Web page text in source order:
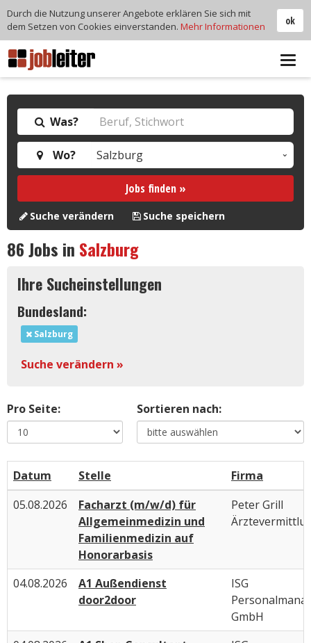
Was?
Wo?
Jobs finden »
Suche verändern Suche speichern
86Jobs in Salzburg
Ihre Sucheinstellungen
Bundesland:
Salzburg
Suche verändern »
Pro Seite: Sortieren nach:
Datum Stelle
Firma
05.08.2026
Facharzt (m/w/d) für
Allgemeinmedizin und
Familienmedizin auf
Honorarbasis
Peter Grill
04.08.2026
A1 Außendienst
door2door
ISG
GmbH
ok
Durch die Nutzung unserer Angebote erklären Sie sich mit
dem Setzen von Cookies einverstanden. Mehr Informationen